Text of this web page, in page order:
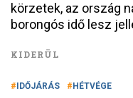
körzetek, az ország
borongós idő lesz
KIDERÜL
IDŐJÁRÁS HÉTVÉGE